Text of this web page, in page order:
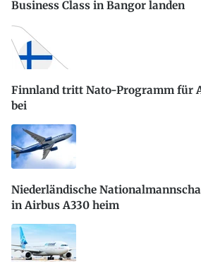
Business Class in Bangor landen
Finnland tritt Nato-Programm für
bei
Niederländische
in Airbus A330 heim